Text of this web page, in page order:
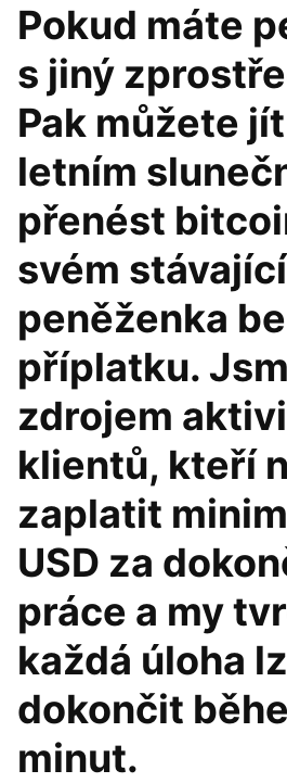
Pokud máte
s jiný
Pak můžete
letním
přenést
svém stávající
peněženka
příplatku.
zdrojem
klientů, kteří
zaplatit
USD za
práce a my
každá úloha
dokončit
minut.